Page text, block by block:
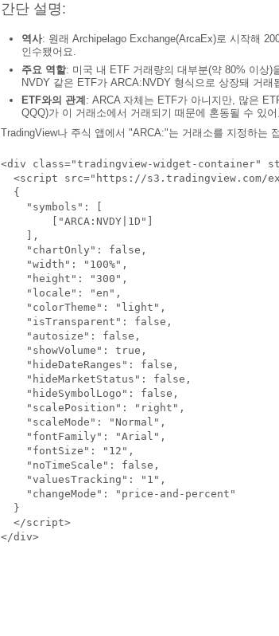
간단 설명:
역사: 원래 Archipelago Exchange(ArcaEx)로 시작해
인수됐어요.
주요 역할: 미국 내 ETF 거래량의 대부분(약 80% 이상)
NVDY 같은 ETF가 ARCA:NVDY 형식으로 상장돼 거래
ETF와의 관계 : ARCA 자체는 ETF가 아니지만, 많은
QQQ)가 이 거래소에서 거래되기 때문에 혼동될 수 있어
TradingView나 주식 앱에서 "ARCA:"는 거래소를 지정하는
<div class="tradingview-widget-container"
<script src="https://s3.tradingview.com/
  {
    "symbols": [
        ["ARCA:NVDY|1D"]
    ],
    "chartOnly": false,
    "width": "100%",
    "height": "300",
    "locale": "en",
    "colorTheme": "light",
    "isTransparent": false,
    "autosize": false,
    "showVolume": true,
    "hideDateRanges": false,
    "hideMarketStatus": false,
    "hideSymbolLogo": false,
    "scalePosition": "right",
    "scaleMode": "Normal",
    "fontFamily": "Arial",
    "fontSize": "12",
    "noTimeScale": false,
    "valuesTracking": "1",
    "changeMode": "price-and-percent"
  }
  </script>
</div>